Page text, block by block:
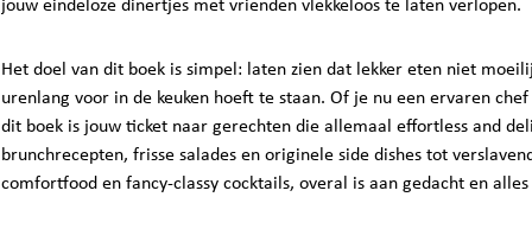
jouw eindeloze dinertjes met vrienden vlekkeloos te laten verlopen.
Het doel van dit boek is simpel: laten zien dat lekker eten niet
urenlang voor in de keuken hoeft te staan. Of je nu een ervaren
dit boek is jouw ticket naar gerechten die allemaal effortless and
brunchrecepten, frisse salades en originele side dishes tot
comfortfood en fancy-classy cocktails, overal is aan gedacht en alles